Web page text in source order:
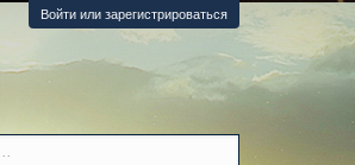
Войти или зарегистрироваться